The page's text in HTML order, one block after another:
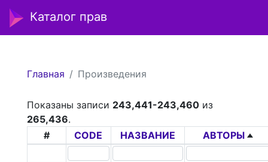
Каталог прав
Главная Произведения
Показаны записи 243,441-243,460из
265,436.
#
CODE НАЗВАНИЕ АВТОРЫ